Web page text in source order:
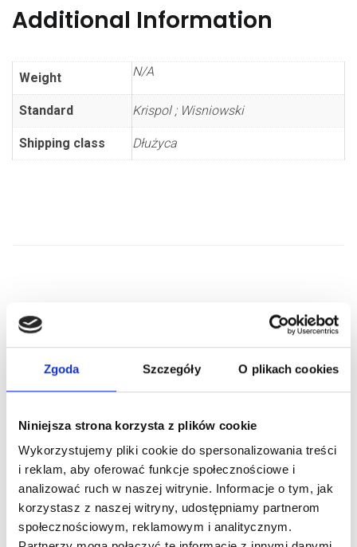
Zgoda Szczegóły O plikach cookies
Niniejsza strona korzysta z plików cookie
Wykorzystujemy pliki cookie do spersonalizowania treści
i reklam, aby oferować funkcje społecznościowe i
analizować ruch w naszej witrynie. Informacje o tym, jak
korzystasz z naszej witryny, udostępniamy partnerom
społecznościowym, reklamowym i analitycznym.
Additional Information
Weight N/A
Standard Krispol ; Wisniowski
Shipping class Dłużyca
RELATED PRODUCTS
BLO 130 ARTICLE:BLO 290